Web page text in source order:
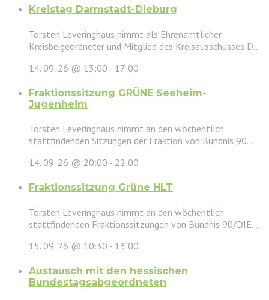
Kreistag Darmstadt-Dieburg
Torsten Leveringhaus nimmt als Ehrenamtlicher
Kreisbeigeordneter und Mitglied des Kreisausschusses D...
14. 09. 26 @ 13:00 - 17:00
Fraktionssitzung GRÜNE Seeheim-
Jugenheim
Torsten Leveringhaus nimmt an den wöchentlich
stattfindenden Sitzungen der Fraktion von Bündnis 90...
14. 09. 26 @ 20:00 - 22:00
Fraktionssitzung Grüne HLT
Torsten Leveringhaus nimmt an den wöchentlich
stattfindenden Fraktionssitzungen von Bündnis 90/DIE...
15. 09. 26 @ 10:30 - 13:00
Austausch mit den hessischen
Bundestagsabgeordneten